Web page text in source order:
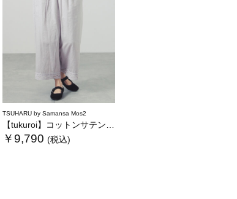
TSUHARU by Samansa Mos2
【tukuroi】コットンサテンバテンレースパンツ
￥9,790 (税込)